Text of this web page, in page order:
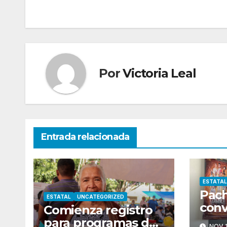
entradas
PorVictoria Leal
Entrada relacionada
ESTATAL UNCATEGORIZED
Comienza registro
para programas del
ESTATAL